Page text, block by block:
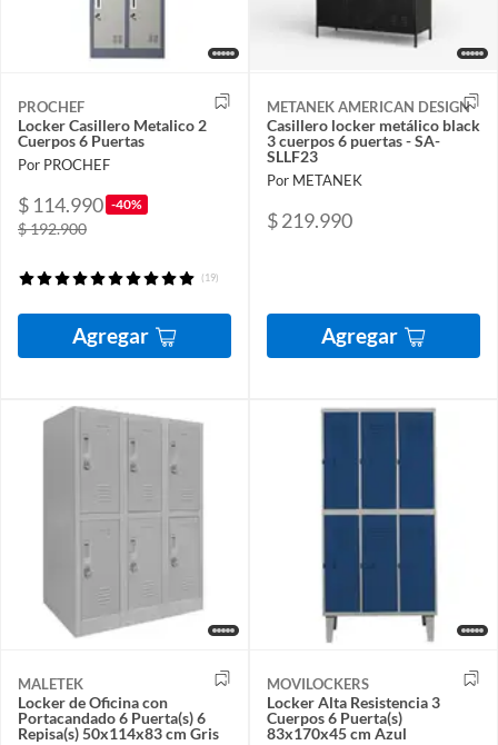
PROCHEF
Locker Casillero Metalico 2
Cuerpos 6 Puertas
Por PROCHEF
$ 114.990 -40%
$ 192.900
(19)
Agregar
METANEK AMERICAN DESIGN
Casillero locker metálico black
3 cuerpos 6 puertas - SA-
SLLF23
Por METANEK
$ 219.990
Agregar
MALETEK
Locker de Oficina con
Portacandado 6 Puerta(s) 6
Repisa(s) 50x114x83 cm Gris
MOVILOCKERS
Locker Alta Resistencia 3
Cuerpos 6 Puerta(s)
83x170x45 cm Azul